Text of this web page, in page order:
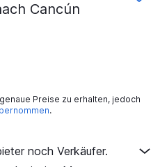
Cancún
Preise zu erhalten, jedoch
.
noch Verkäufer.